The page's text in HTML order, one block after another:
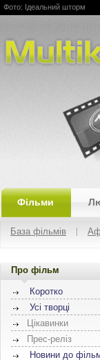
Фото: Ідеальний шторм
Фільми
База фільмів
Про фільм
Коротко
Усі творці
Цікавинки
Прес-реліз
Новини до